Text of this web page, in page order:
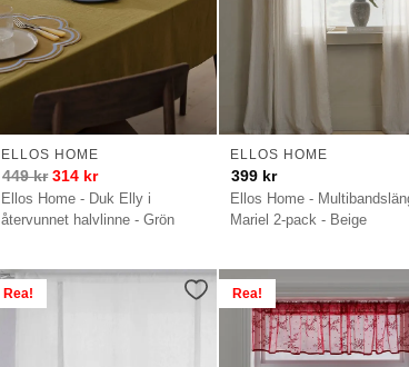
Ellos Home - Duk Elly i
återvunnet halvlinne - Grön
ELLOS HOME
449kr 314 kr
Ellos Home -
Mariel 2-pack - Beige
ELLOS HOME
399 kr
Rea! Rea!